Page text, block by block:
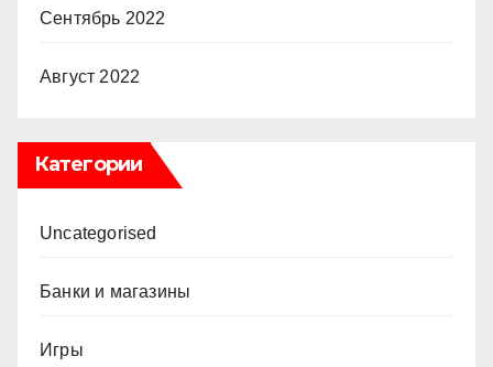
Сентябрь 2022
Август 2022
Категории
Uncategorised
Банки и магазины
Игры